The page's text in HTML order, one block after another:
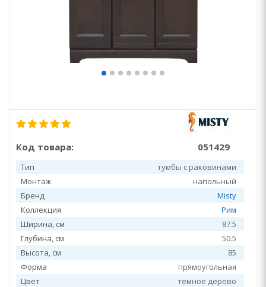
Код товара: 051429
Тип
тумбы с раковинами
Монтаж
напольный
Бренд
Misty
Коллекция
Рим
Ширина, см
87.5
Глубина, см
50.5
Высота, см
85
Форма
прямоугольная
Цвет
темное дерево